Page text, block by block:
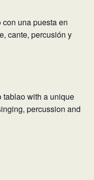
una puesta en
cante, percusión y
tablao with a unique
percussion and